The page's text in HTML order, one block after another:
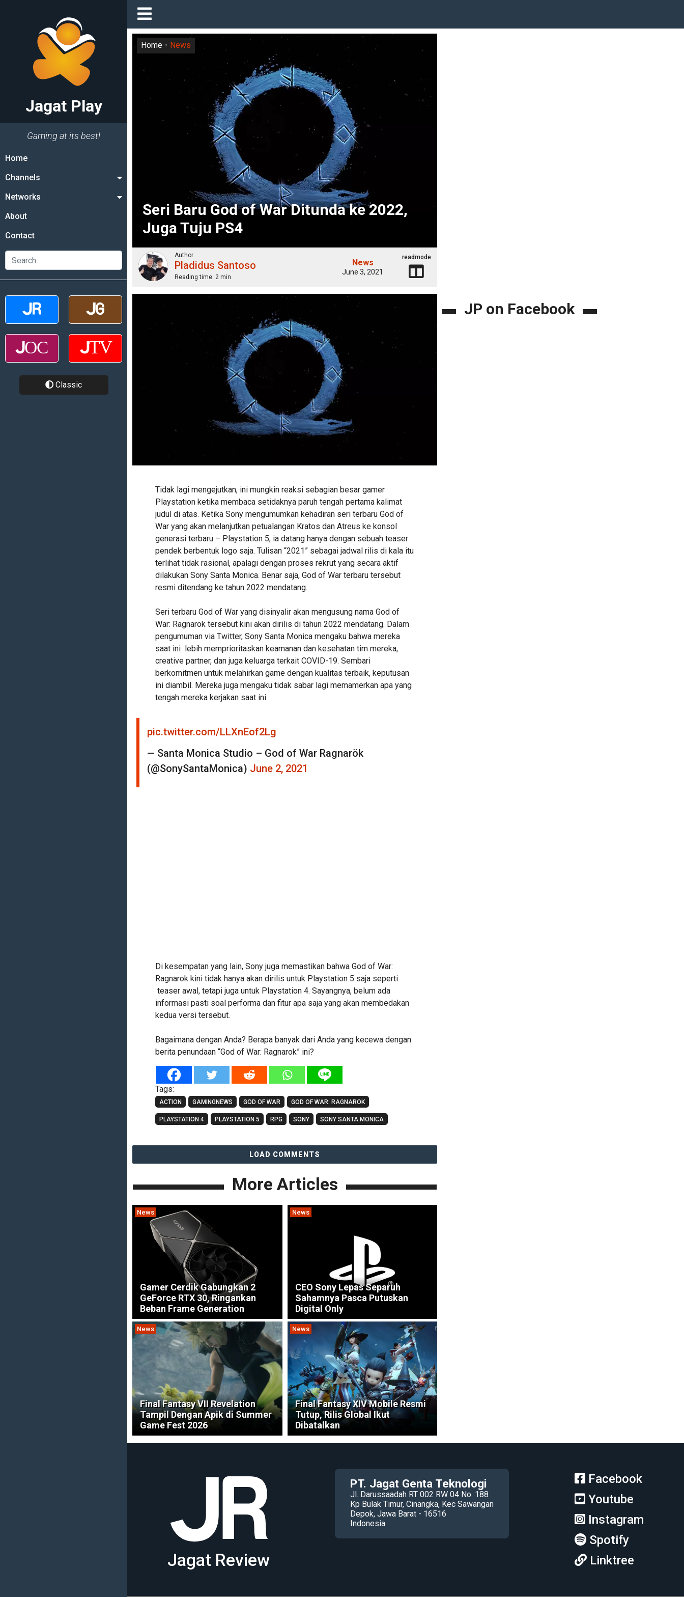
Jagat Play
Gaming at its best!
Home
Channels
Networks
About
Contact
Classic
Seri Baru God of War Ditunda ke 2022,
Juga Tuju PS4
Home News
Author
Pladidus Santoso
Reading time: 2 min
News
June 3, 2021
readmode
Tidak lagi mengejutkan, ini mungkin reaksi sebagian besar gamer
Playstation ketika membaca setidaknya paruh tengah pertama kalimat
judul di atas. Ketika Sony mengumumkan kehadiran seri terbaru God of
War yang akan melanjutkan petualangan Kratos dan Atreus ke konsol
generasi terbaru – Playstation 5, ia datang hanya dengan sebuah teaser
pendek berbentuk logo saja. Tulisan “2021” sebagai jadwal rilis di kala itu
terlihat tidak rasional, apalagi dengan proses rekrut yang secara aktif
dilakukan Sony Santa Monica. Benar saja, God of War terbaru tersebut
resmi ditendang ke tahun 2022 mendatang.
Seri terbaru God of War yang disinyalir akan mengusung nama God of
War: Ragnarok tersebut kini akan dirilis di tahun 2022 mendatang. Dalam
pengumuman via Twitter, Sony Santa Monica mengaku bahwa mereka
saat ini lebih memprioritaskan keamanan dan kesehatan tim mereka,
creative partner, dan juga keluarga terkait COVID-19. Sembari
berkomitmen untuk melahirkan game dengan kualitas terbaik, keputusan
ini diambil. Mereka juga mengaku tidak sabar lagi memamerkan apa yang
tengah mereka kerjakan saat ini.
pic.twitter.com/LLXnEof2Lg
— Santa Monica Studio – God of War Ragnarök
(@SonySantaMonica) June 2, 2021
Di kesempatan yang lain, Sony juga memastikan bahwa God of War:
Ragnarok kini tidak hanya akan dirilis untuk Playstation 5 saja seperti
teaser awal, tetapi juga untuk Playstation 4. Sayangnya, belum ada
informasi pasti soal performa dan fitur apa saja yang akan membedakan
kedua versi tersebut.
Bagaimana dengan Anda? Berapa banyak dari Anda yang kecewa dengan
berita penundaan “God of War: Ragnarok” ini?
Tags:
ACTION GAMINGNEWS GOD OF WAR GOD OF WAR: RAGNAROK
PLAYSTATION 4 PLAYSTATION 5 RPG SONY SONY SANTA MONICA
LOAD COMMENTS
More Articles
News
Gamer Cerdik Gabungkan 2
GeForce RTX 30, Ringankan
Beban Frame Generation
News
CEO Sony Lepas Separuh
Sahamnya Pasca Putuskan
Digital Only
News
Final Fantasy VII Revelation
Tampil Dengan Apik di Summer
Game Fest 2026
News
Final Fantasy XIV Mobile Resmi
Tutup, Rilis Global Ikut
Dibatalkan
JP on Facebook
Jagat Review
PT. Jagat Genta Teknologi
Jl. Darussaadah RT 002 RW 04 No. 188
Kp Bulak Timur, Cinangka, Kec Sawangan
Depok, Jawa Barat - 16516
Indonesia
Facebook
Youtube
Instagram
Spotify
Linktree